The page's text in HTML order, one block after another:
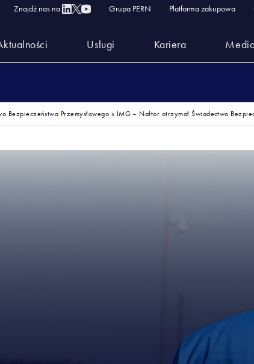
Znajdź nas na: Grupa PERN Platforma zakupowa
Usługi Kariera
Bezpieczeństwa Przemysłowego » IMG – Naftor otrzymał Świadectwo